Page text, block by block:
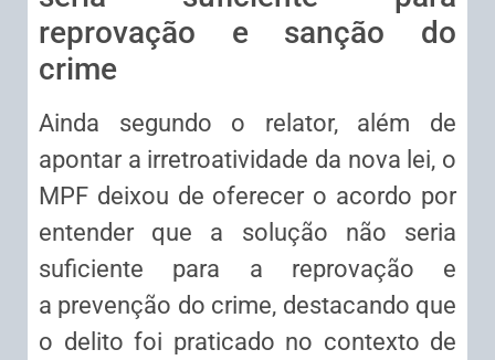
reprovação e sanção do
crime
Ainda segundo o relator, além de
apontar a irretroatividade da nova lei, o
MPF deixou de oferecer o acordo por
entender que a solução não seria
suficiente para a reprovação e
a prevenção do crime, destacando que
o delito foi praticado no contexto de